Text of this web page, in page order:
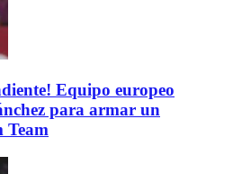
Equipo europeo
para armar un
Team